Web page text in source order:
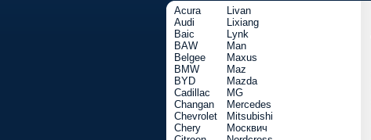
Acura
Audi
Baic
BAW
Belgee
BMW
BYD
Cadillac
Changan
Chevrolet
Chery
Livan
Lixiang
Lynk
Man
Maxus
Maz
Mazda
MG
Mercedes
Mitsubishi
Москвич